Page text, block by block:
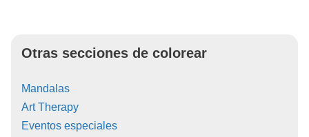
Otras secciones de colorear
Mandalas
Art Therapy
Eventos especiales